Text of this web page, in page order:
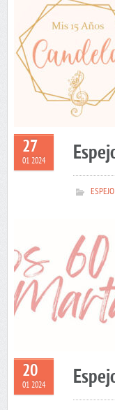
27
01 2024
20
01 2024